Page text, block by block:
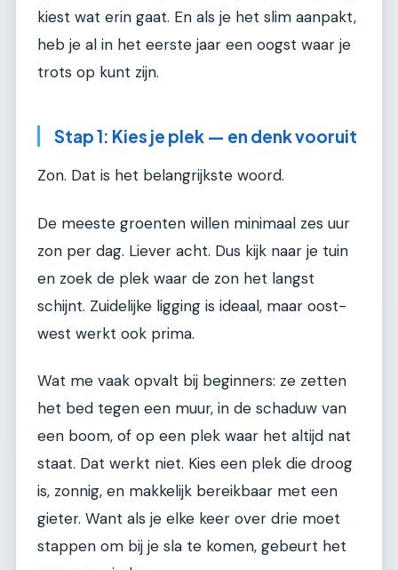
kiest wat erin gaat. En als je het slim aanpakt,
heb je al in het eerste jaar een oogst waar je
trots op kunt zijn.
Stap 1: Kies je plek — en denk vooruit
Zon. Dat is het belangrijkste woord.
De meeste groenten willen minimaal zes uur
zon per dag. Liever acht. Dus kijk naar je tuin
en zoek de plek waar de zon het langst
schijnt. Zuidelijke ligging is ideaal, maar oost-
west werkt ook prima.
Wat me vaak opvalt bij beginners: ze zetten
het bed tegen een muur, in de schaduw van
een boom, of op een plek waar het altijd nat
staat. Dat werkt niet. Kies een plek die droog
is, zonnig, en makkelijk bereikbaar met een
gieter. Want als je elke keer over drie moet
stappen om bij je sla te komen, gebeurt het